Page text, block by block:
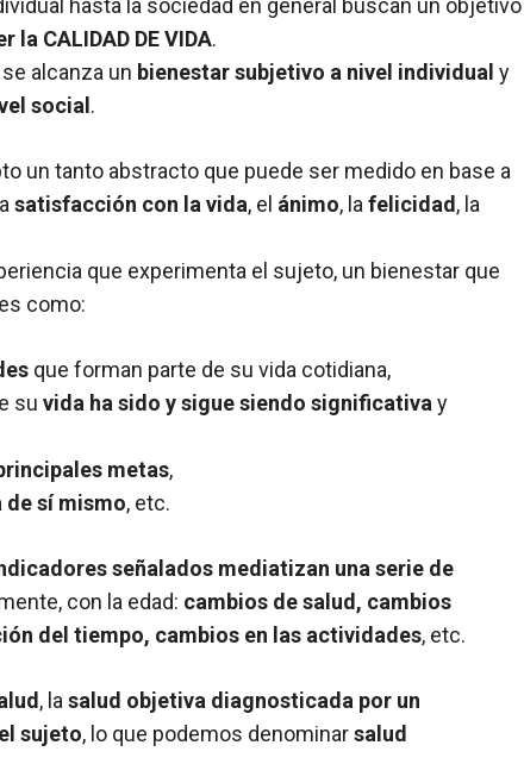
hasta la sociedad en general buscan un objetivo
la CALIDAD DE VIDA.
alcanza un bienestar subjetivo a nivel individual y
social .
un tanto abstracto que puede ser medido en base a
satisfacción con la vida, el ánimo, la felicidad , la
que experimenta el sujeto, un bienestar que
como:
que forman parte de su vida cotidiana,
su vida ha sido y sigue siendo significativa y
metas,
de sí mismo, etc.
señalados mediatizan una serie de
con la edad: cambios de salud, cambios
del tiempo, cambios en las actividades, etc.
, la salud objetiva diagnosticada por un
sujeto, lo que podemos denominarsalud